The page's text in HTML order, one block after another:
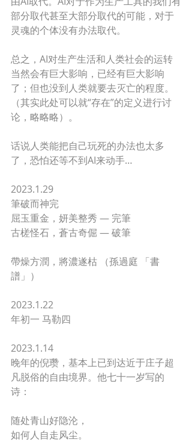
部分取代甚至大部分取代的可能，对于
灵魂的个体没有办法取代。
总之，AI对生产生活和人类社会的运转
当然会有巨大影响，已经有巨大影响
了；但也没到人类就要去灭亡的程度。
（其实此处可以就“存在”的定义进行讨
论，略略略）。
话说人类能把自己玩死的办法也太多
了，恐怕还等不到AI来动手…
2023.1.29
筆破而神完
屈玉重金，妍美整秀 — 完筆
古槎怪石，蒼古奇倔 — 破筆
帶燥方潤，將濃遂枯 （孫過庭 「書
譜」）
2023.1.22
年初一 马勒四
2023.1.14
晚年的倪瓒，基本上已到达近于庄子超
凡脱俗的自由境界。他七十一岁写的
诗：
随处青山好隐沦，
如何人自走风尘。